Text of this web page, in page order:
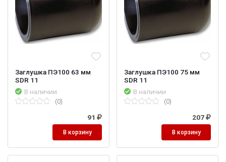
Заглушка ПЭ100 63 мм
SDR 11
В наличии
(0)
91
В корзину
Заглушка ПЭ100 75 мм
SDR 11
В наличии
(0)
207
В корзину